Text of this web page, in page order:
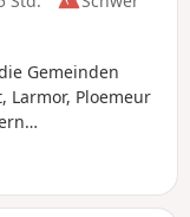
Gemeinden
Larmor, Ploemeur
die Sie auf Ihrer